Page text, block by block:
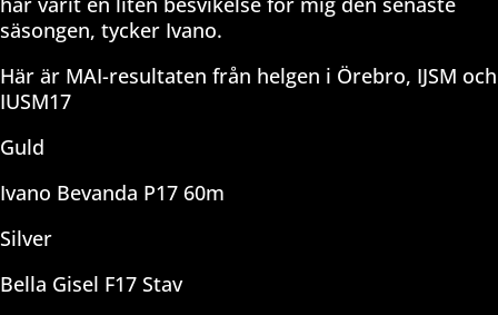
säsongen, tycker Ivano.
Här är MAI-resultaten från helgen i Örebro, IJSM och
IUSM17
Guld
Ivano Bevanda P17 60m
Silver
Bella Gisel F17 Stav